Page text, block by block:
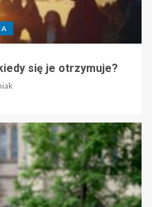
się je otrzymuje?